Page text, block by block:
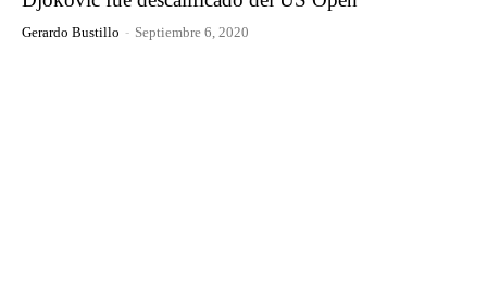
Gerardo Bustillo - Septiembre 6, 2020